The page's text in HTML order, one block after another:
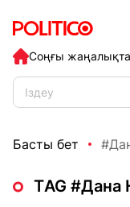
Соңғы
Басты бет
ТAG #Дана